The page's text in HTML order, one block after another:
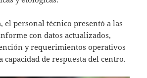
el personal técnico presentó a las
con datos actualizados,
y requerimientos operativos
capacidad de respuesta del centro.